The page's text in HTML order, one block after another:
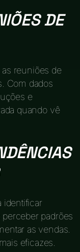
DE
as reuniões de
Com dados
e
quando vê
identificar
padrões
as vendas.
eficazes.